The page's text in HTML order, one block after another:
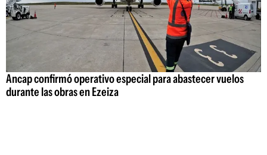
Ancap confirmó operativo especial para abastecer vuelos
durante las obras en Ezeiza